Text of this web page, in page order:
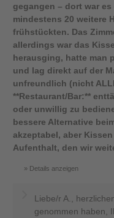
gegangen – dort war
mindestens 20 weitere
frühstückten. Das
allerdings war das
herausging, hatte man
und lag direkt auf der
unfreundlich (nicht
**Restaurant/Bar:**
oder unwillig zu
bessere Alternative
akzeptabel, aber
Aufenthalt, den wir
Details anzeigen
Liebe/r A.,
genommen haben,